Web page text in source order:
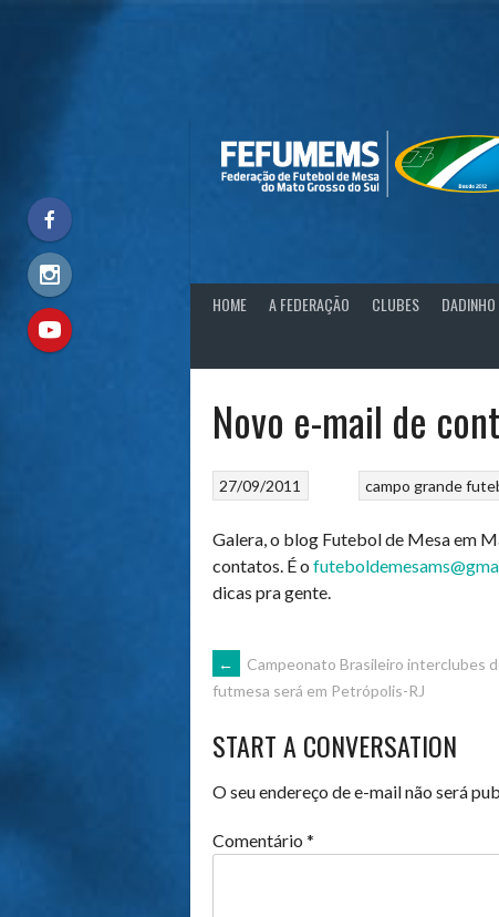
HOME A FEDERAÇÃO CLUBES DADINHO
Novo e-mail de
campo grande
27/09/2011
Galera, o blog Futebol de Mesa em
contatos. É o
dicas pra gente.
POST
NAVIGATION
←
Campeonato Brasileiro interclubes
futmesa será em Petrópolis-RJ
START A CONVERSATION
O seu endereço de e-mail não será
Comentário *